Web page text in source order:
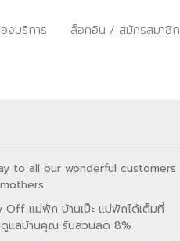
งบริการ ล็อคอิน / สมัครสมาชิก
to all our wonderful customers
Off แม่พัก บ้านเป๊ะ แม่พักได้เต็มที่
ดูแลบ้านคุณ รับส่วนลด 8%